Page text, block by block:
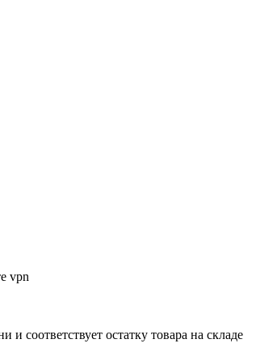
vpn
и соответствует остатку товара на складе